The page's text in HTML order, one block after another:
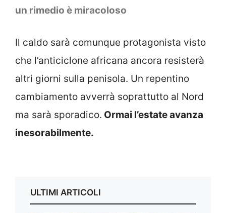
un rimedio è miracoloso
Il caldo sarà comunque protagonista visto
che l’anticiclone africana ancora resisterà
altri giorni sulla penisola. Un repentino
cambiamento avverrà soprattutto al Nord
ma sarà sporadico. Ormai l’estate avanza
inesorabilmente.
ULTIMI ARTICOLI